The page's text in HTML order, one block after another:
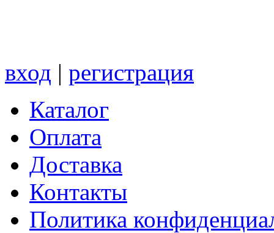
вход | регистрация
Каталог
Оплата
Доставка
Контакты
Политика